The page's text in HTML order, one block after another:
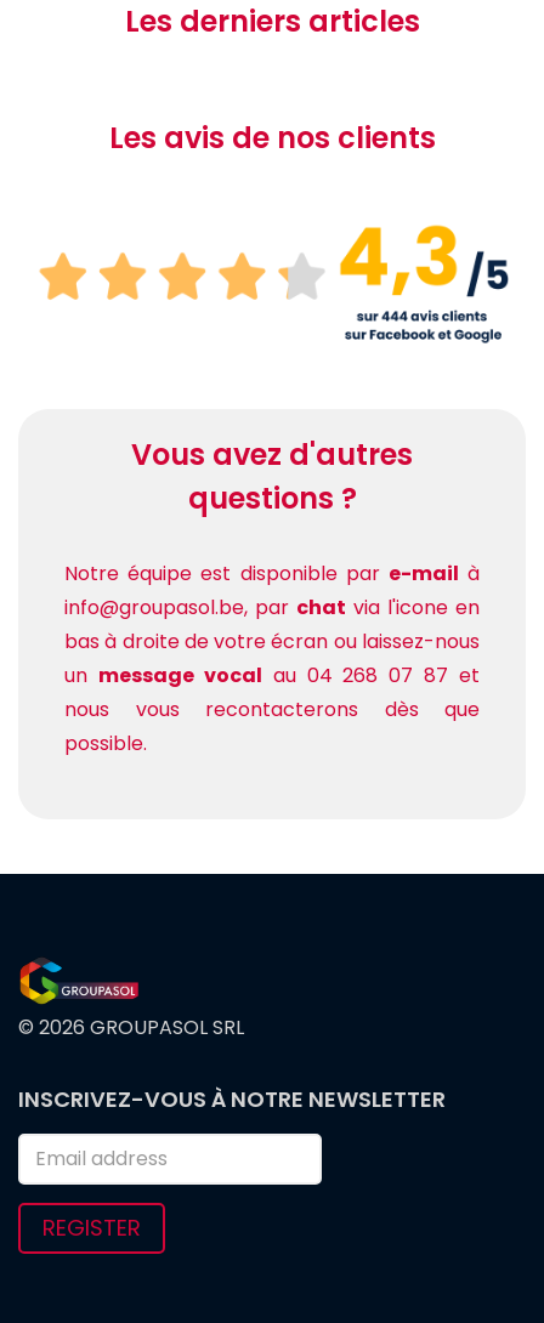
Les derniers articles
Les avis de nos clients
Vous avez d'autres
questions ?
Notre équipe est disponible par e-mail à
info@groupasol.be, par chat via l'icone en
bas à droite de votre écran ou laissez-nous
un message vocal au 04 268 07 87 et
nous vous recontacterons dès que
possible.
© 2026 GROUPASOL SRL
FOOTER
MENU
INSCRIVEZ-VOUS À NOTRE NEWSLETTER
REGISTER